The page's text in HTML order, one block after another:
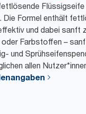
Die Formel enthält
und dabei sanft
Farbstoffen –
und
allen